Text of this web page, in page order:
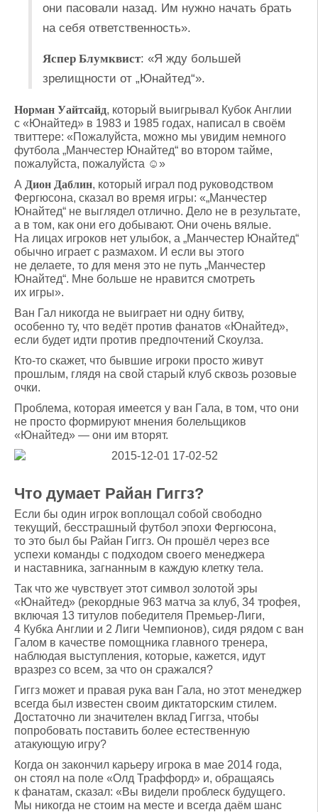
они пасовали назад. Им нужно начать брать
на себя ответственность».
Яспер Блумквист: «Я жду большей
зрелищности от „Юнайтед“».
Норман Уайтсайд, который выигрывал Кубок Англии
с «Юнайтед» в 1983 и 1985 годах, написал в своём
твиттере: «Пожалуйста, можно мы увидим немного
футбола „Манчестер Юнайтед“ во втором тайме,
пожалуйста, пожалуйста ☺»
А Дион Даблин, который играл под руководством
Фергюсона, сказал во время игры: «„Манчестер
Юнайтед“ не выглядел отлично. Дело не в результате,
а в том, как они его добывают. Они очень вялые.
На лицах игроков нет улыбок, а „Манчестер Юнайтед“
обычно играет с размахом. И если вы этого
не делаете, то для меня это не путь „Манчестер
Юнайтед“. Мне больше не нравится смотреть
их игры».
Ван Гал никогда не выиграет ни одну битву,
особенно ту, что ведёт против фанатов «Юнайтед»,
если будет идти против предпочтений Скоулза.
Кто-то скажет, что бывшие игроки просто живут
прошлым, глядя на свой старый клуб сквозь розовые
очки.
Проблема, которая имеется у ван Гала, в том, что они
не просто формируют мнения болельщиков
«Юнайтед» — они им вторят.
Что думает Райан Гиггз?
Если бы один игрок воплощал собой свободно
текущий, бесстрашный футбол эпохи Фергюсона,
то это был бы Райан Гиггз. Он прошёл через все
успехи команды с подходом своего менеджера
и наставника, загнанным в каждую клетку тела.
Так что же чувствует этот символ золотой эры
«Юнайтед» (рекордные 963 матча за клуб, 34 трофея,
включая 13 титулов победителя Премьер-Лиги,
4 Кубка Англии и 2 Лиги Чемпионов), сидя рядом с ван
Галом в качестве помощника главного тренера,
наблюдая выступления, которые, кажется, идут
вразрез со всем, за что он сражался?
Гиггз может и правая рука ван Гала, но этот менеджер
всегда был известен своим диктаторским стилем.
Достаточно ли значителен вклад Гиггза, чтобы
попробовать поставить более естественную
атакующую игру?
Когда он закончил карьеру игрока в мае 2014 года,
он стоял на поле «Олд Траффорд» и, обращаясь
к фанатам, сказал: «Вы видели проблеск будущего.
Мы никогда не стоим на месте и всегда даём шанс